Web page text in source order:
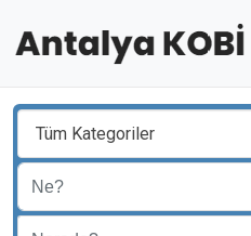
Tüm Kategoriler